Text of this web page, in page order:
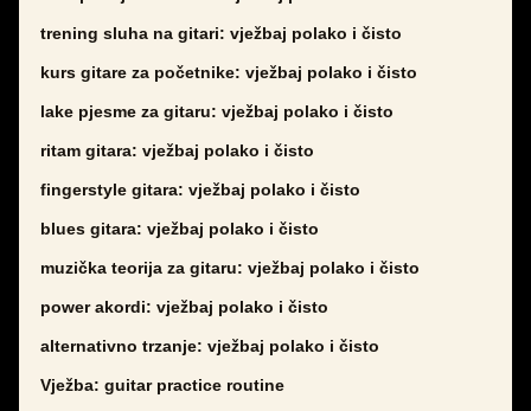
trening sluha na gitari: vježbaj polako i čisto
kurs gitare za početnike: vježbaj polako i čisto
lake pjesme za gitaru: vježbaj polako i čisto
ritam gitara: vježbaj polako i čisto
fingerstyle gitara: vježbaj polako i čisto
blues gitara: vježbaj polako i čisto
muzička teorija za gitaru: vježbaj polako i čisto
power akordi: vježbaj polako i čisto
alternativno trzanje: vježbaj polako i čisto
Vježba: guitar practice routine